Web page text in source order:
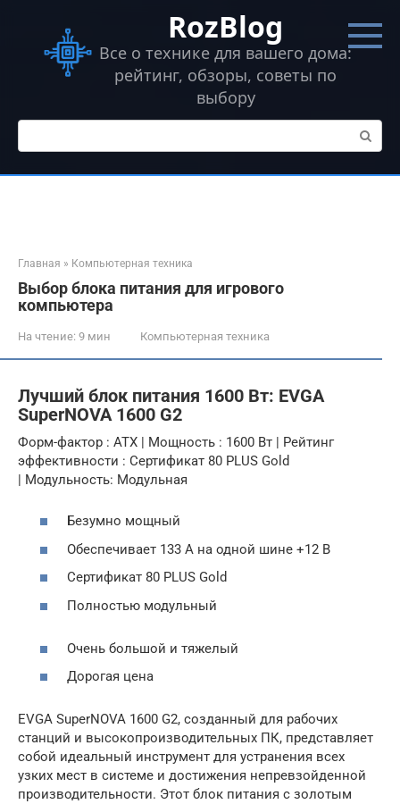
контенту
RozBlog
Все о технике для вашего дома:
рейтинг, обзоры, советы по
выбору
Поиск:
Главная » Компьютерная техника
Выбор блока питания для игрового
компьютера
На чтение: 9 мин Компьютерная техника
Лучший блок питания 1600 Вт: EVGA
SuperNOVA 1600 G2
Форм-фактор : ATX | Мощность : 1600 Вт | Рейтинг
эффективности : Сертификат 80 PLUS Gold
| Модульность: Модульная
Безумно мощный
Обеспечивает 133 А на одной шине +12 В
Сертификат 80 PLUS Gold
Полностью модульный
Очень большой и тяжелый
Дорогая цена
EVGA SuperNOVA 1600 G2, созданный для рабочих
станций и высокопроизводительных ПК, представляет
собой идеальный инструмент для устранения всех
узких мест в системе и достижения непревзойденной
производительности. Этот блок питания с золотым